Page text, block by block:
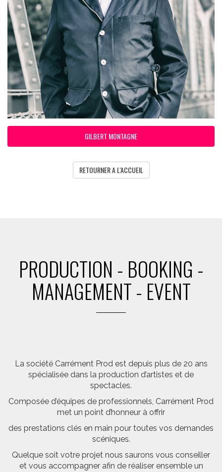
GILBERT MONTAGNE
RETOURNER A L'ACCUEIL
PRODUCTION - BOOKING -
MANAGEMENT - EVENT
La société Carrément Prod est depuis plus de 20 ans
spécialisée dans la production d’artistes et de
spectacles.
Composée d’équipes de professionnels, Carrément Prod
met un point d’honneur à offrir
des prestations clés en main pour toutes vos demandes
scéniques.
Quelque soit votre projet nous saurons vous conseiller
et vous accompagner afin de réaliser ensemble un